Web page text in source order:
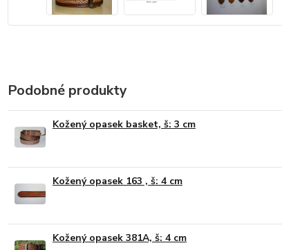
Podobné produkty
Kožený opasek basket, š: 3 cm
Kožený opasek 163 , š: 4 cm
Kožený opasek 381A, š: 4 cm